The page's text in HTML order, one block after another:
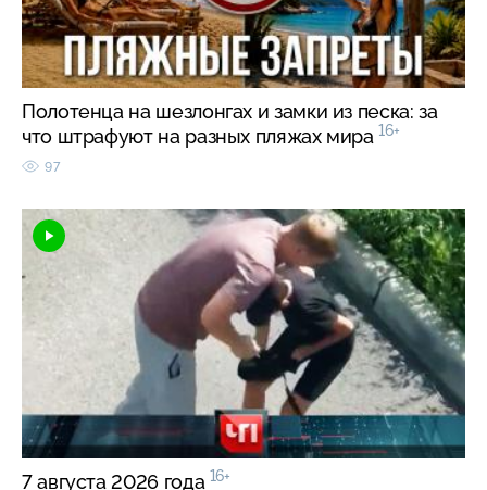
Полотенца на шезлонгах и замки из песка: за
что штрафуют на разных пляжах мира 16+
97
7 августа 2026 года 16+